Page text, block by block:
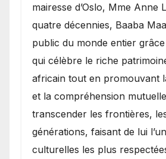
mairesse d’Oslo, Mme Anne
quatre décennies, Baaba
public du monde entier
qui célèbre le riche
africain tout en promouvant
et la compréhension
transcender les frontières,
générations, faisant de lui
culturelles les plus